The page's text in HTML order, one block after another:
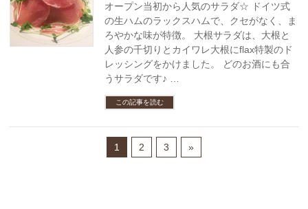
オープン当初から人気のサラダ☆ ドイツ式
の生ハムのラックスハムで、クセがなく、ま
ろやかな味が特徴。 大根サラダは、大根と
人参の千切りとカイワレ大根にflax特製のド
レッシングをかけました。 どのお酒にも合
うサラダです♪ …
この記事を読む
1 2 3 »